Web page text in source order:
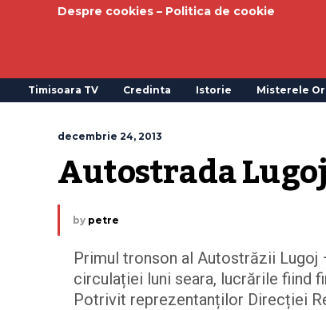
Despre cookies – Politica de cookie
Timisoara TV Credinta Istorie Misterele
decembrie 24, 2013
Autostrada
by petre
Primul tronson al Autostrăzii Lugoj
circulației luni seara, lucrările fiind
Potrivit reprezentanților Direcției